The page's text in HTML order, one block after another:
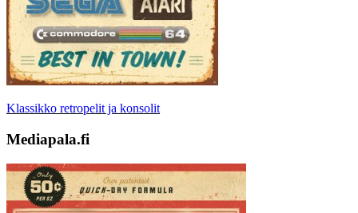
Klassikko retropelit ja konsolit
Mediapala.fi